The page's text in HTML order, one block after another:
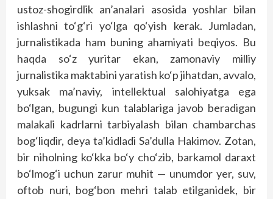
ustoz-shogirdlik an’analari asosida yoshlar bilan
ishlashni to‘g‘ri yo‘lga qo‘yish kerak. Jumladan,
jurnalistikada ham buning ahamiyati beqiyos. Bu
haqda so‘z yuritar ekan, zamonaviy milliy
jurnalistika maktabini yaratish ko‘p jihatdan, avvalo,
yuksak ma’naviy, intellektual salohiyatga ega
bo‘lgan, bugungi kun talablariga javob beradigan
malakali kadrlarni tarbiyalash bilan chambarchas
bog‘liqdir, deya ta’kidladi Sa’dulla Hakimov. Zotan,
bir niholning ko‘kka bo‘y cho‘zib, barkamol daraxt
bo‘lmog‘i uchun zarur muhit — unumdor yer, suv,
oftob nuri, bog‘bon mehri talab etilganidek, bir